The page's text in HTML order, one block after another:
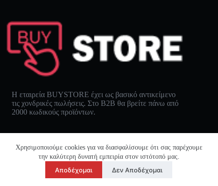
Χρησιμοποιούμε cookies για να διασφαλίσουμε ότι σας παρέχουμε
την καλύτερη δυνατή εμπειρία στον ιστότοπό μας.
Αποδέχομαι Δεν Αποδέχομαι
Η εταιρεία BUYSTORE έχει ως βασικό αντικείμενο
τις χονδρικές πωλήσεις. Στο B2B θα βρείτε πάνω από
2000 κωδικούς προϊόντων.